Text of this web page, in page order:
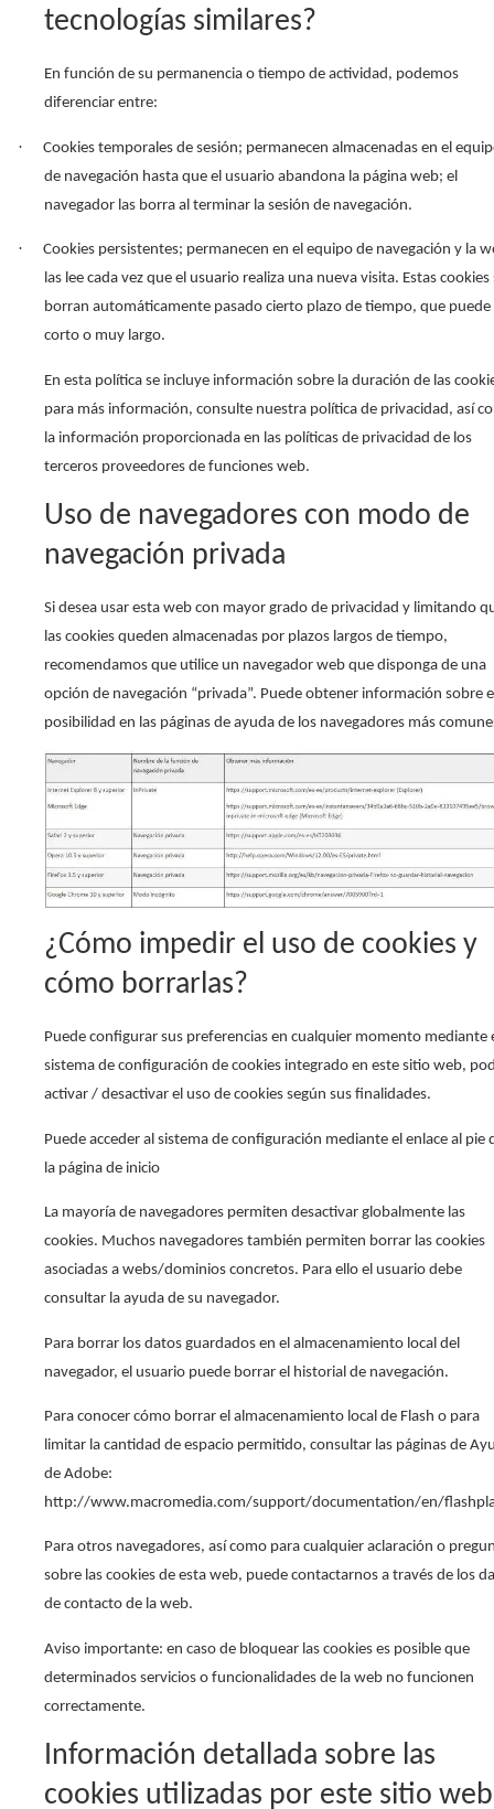
tecnologías similares?
En función de su permanencia o tiempo de actividad, podemos
diferenciar entre:
·
Cookies temporales de sesión; permanecen almacenadas en el
de navegación hasta que el usuario abandona la página web; el
navegador las borra al terminar la sesión de navegación.
·
Cookies persistentes; permanecen en el equipo de navegación y la
las lee cada vez que el usuario realiza una nueva visita. Estas cookies
borran automáticamente pasado cierto plazo de tiempo, que puede
corto o muy largo.
En esta política se incluye información sobre la duración de las
para más información, consulte nuestra política de privacidad, así
la información proporcionada en las políticas de privacidad de los
terceros proveedores de funciones web.
Uso de navegadores con modo de
navegación privada
Si desea usar esta web con mayor grado de privacidad y limitando
las cookies queden almacenadas por plazos largos de tiempo,
recomendamos que utilice un navegador web que disponga de una
opción de navegación “privada”. Puede obtener información sobre
posibilidad en las páginas de ayuda de los navegadores más
¿Cómo impedir el uso de cookies y
cómo borrarlas?
Puede configurar sus preferencias en cualquier momento mediante
sistema de configuración de cookies integrado en este sitio web,
activar / desactivar el uso de cookies según sus finalidades.
Puede acceder al sistema de configuración mediante el enlace al pie
la página de inicio
La mayoría de navegadores permiten desactivar globalmente las
cookies. Muchos navegadores también permiten borrar las cookies
asociadas a webs/dominios concretos. Para ello el usuario debe
consultar la ayuda de su navegador.
Para borrar los datos guardados en el almacenamiento local del
navegador, el usuario puede borrar el historial de navegación.
Para conocer cómo borrar el almacenamiento local de Flash o para
limitar la cantidad de espacio permitido, consultar las páginas de
de Adobe:
http://www.macromedia.com/support/documentation/en/
Para otros navegadores, así como para cualquier aclaración o
sobre las cookies de esta web, puede contactarnos a través de los
de contacto de la web.
Aviso importante: en caso de bloquear las cookies es posible que
determinados servicios o funcionalidades de la web no funcionen
correctamente.
Información detallada sobre las
cookies utilizadas por este sitio web